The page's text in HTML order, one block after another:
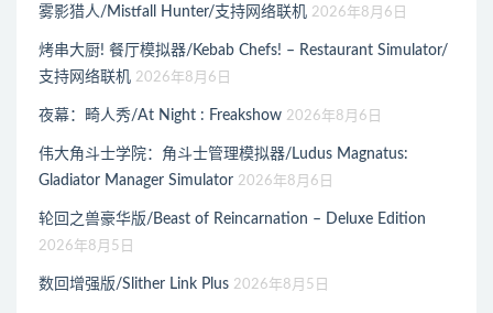
雾影猎人/Mistfall Hunter/支持网络联机 2026年8月6日
烤串大厨! 餐厅模拟器/Kebab Chefs! – Restaurant Simulator/
支持网络联机 2026年8月6日
夜幕：畸人秀/At Night : Freakshow 2026年8月6日
伟大角斗士学院：角斗士管理模拟器/Ludus Magnatus:
Gladiator Manager Simulator 2026年8月6日
轮回之兽豪华版/Beast of Reincarnation – Deluxe Edition
2026年8月5日
数回增强版/Slither Link Plus 2026年8月5日